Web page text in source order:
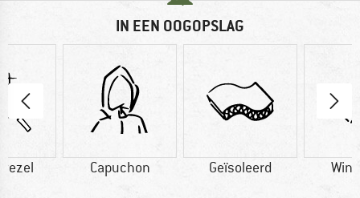
IN EEN OOGOPSLAG
Capuchon Geïsoleerd